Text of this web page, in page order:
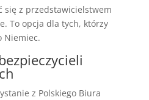
się z przedstawicielstwem
To opcja dla tych, którzy
Niemiec.
z Polskiego Biura